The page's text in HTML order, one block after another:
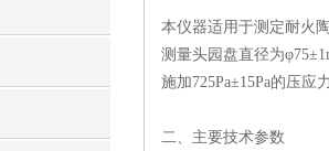
本仪器适用于测定耐火
测量头园盘直径为φ75±
施加725Pa±15Pa的压应
二、主要技术参数